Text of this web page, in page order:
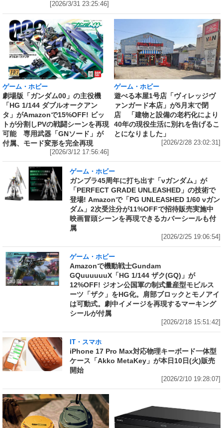
[2026/3/31 23:25:46]
ゲーム・ホビー
劇場版「ガンダム00」の主役機
「HG 1/144 ダブルオークアン
タ」がAmazonで15%OFF! ビッ
トが分割しPVの戦闘シーンを再現
可能 専用武器「GNソード」が
付属、モード変形を完全再現
[2026/3/12 17:56:46]
ゲーム・ホビー
遊べる本屋1号店「ヴィレッジヴ
ァンガード本店」が5月末で閉
店 「建物と設備の老朽化により
40年の現役生活に別れを告げるこ
とになりました」
[2026/2/28 23:02:31]
ゲーム・ホビー
ガンプラ45周年に打ち出す「νガンダム」が
「PERFECT GRADE UNLEASHED」の技術で
登場! Amazonで「PG UNLEASHED 1/60 νガン
ダム」2次受注分が11%OFFで招待販売実施中
映画冒頭シーンを再現できるカバーシールも付
属
[2026/2/25 19:06:54]
ゲーム・ホビー
Amazonで機動戦士Gundam
GQuuuuuuX「HG 1/144 ザク(GQ)」が
12%OFF! ジオン公国軍の制式量産型モビルス
ーツ「ザク」をHG化。肩部ブロックとモノアイ
は可動式。劇中イメージを再現するマーキング
シールが付属
[2026/2/18 15:51:42]
IT・スマホ
iPhone 17 Pro Max対応物理キーボード一体型
ケース「Akko MetaKey」が本日10日(火)販売
開始
[2026/2/10 19:28:07]